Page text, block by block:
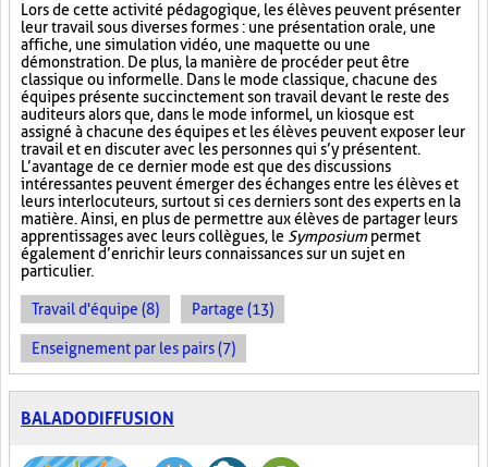
Lors de cette activité pédagogique, les élèves peuvent présenter
leur travail sous diverses formes : une présentation orale, une
affiche, une simulation vidéo, une maquette ou une
démonstration. De plus, la manière de procéder peut être
classique ou informelle. Dans le mode classique, chacune des
équipes présente succinctement son travail devant le reste des
auditeurs alors que, dans le mode informel, un kiosque est
assigné à chacune des équipes et les élèves peuvent exposer leur
travail et en discuter avec les personnes qui s’y présentent.
L’avantage de ce dernier mode est que des discussions
intéressantes peuvent émerger des échanges entre les élèves et
leurs interlocuteurs, surtout si ces derniers sont des experts en la
matière. Ainsi, en plus de permettre aux élèves de partager leurs
apprentissages avec leurs collègues, le Symposiumpermet
également d’enrichir leurs connaissances sur un sujet en
particulier.
Travail d'équipe (8) Partage (13)
Enseignement par les pairs (7)
BALADODIFFUSION